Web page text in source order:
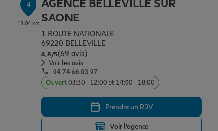
4
13.04 km
AGENCE BELLEVILLE SUR
SAONE
1 ROUTE NATIONALE
69220 BELLEVILLE
4,8/5Note de 4.8 sur 5
(69 avis)
Voir les avis
04 74 66 03 97
Ouvert08:30 - 12:00 et 14:00 - 18:00
Prendre un RDV
Voir l'agence